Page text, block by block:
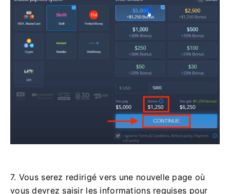
7. Vous serez redirigé vers une nouvelle page où
vous devrez saisir les informations requises pour